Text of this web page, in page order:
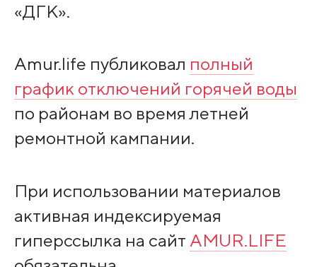
«ДГК».
Amur.life публиковал полный
график отключений горячей воды
по районам во время летней
ремонтной кампании.
При использовании материалов
активная индексируемая
гиперссылка на сайт AMUR.LIFE